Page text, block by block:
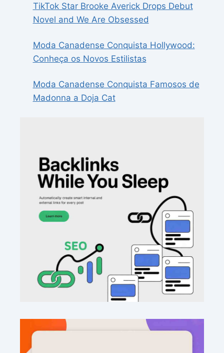
TikTok Star Brooke Averick Drops Debut
Novel and We Are Obsessed
Moda Canadense Conquista Hollywood:
Conheça os Novos Estilistas
Moda Canadense Conquista Famosos de
Madonna a Doja Cat